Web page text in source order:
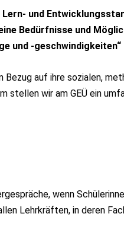
und
Bedürfnisse und
-
auf ihre sozialen,
stellen wir am GEÜ ein
wenn
Lehrkräften, in deren